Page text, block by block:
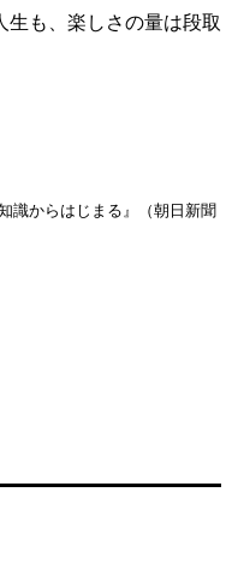
も、楽しさの量は段取
識からはじまる』（朝日新聞